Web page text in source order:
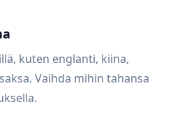
kuten englanti, kiina,
Vaihda mihin tahansa